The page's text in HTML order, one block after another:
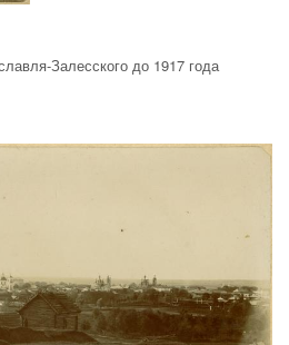
Залесского до 1917 года